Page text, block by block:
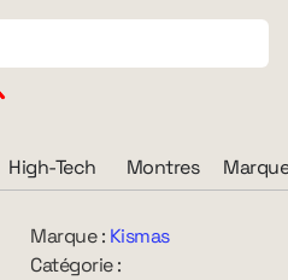
High-Tech Montres
Marque : Kismas
Catégorie :